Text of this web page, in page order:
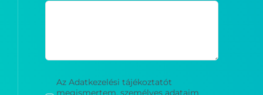
Az Adatkezelési tájékoztatót
megismertem, személyes adataim